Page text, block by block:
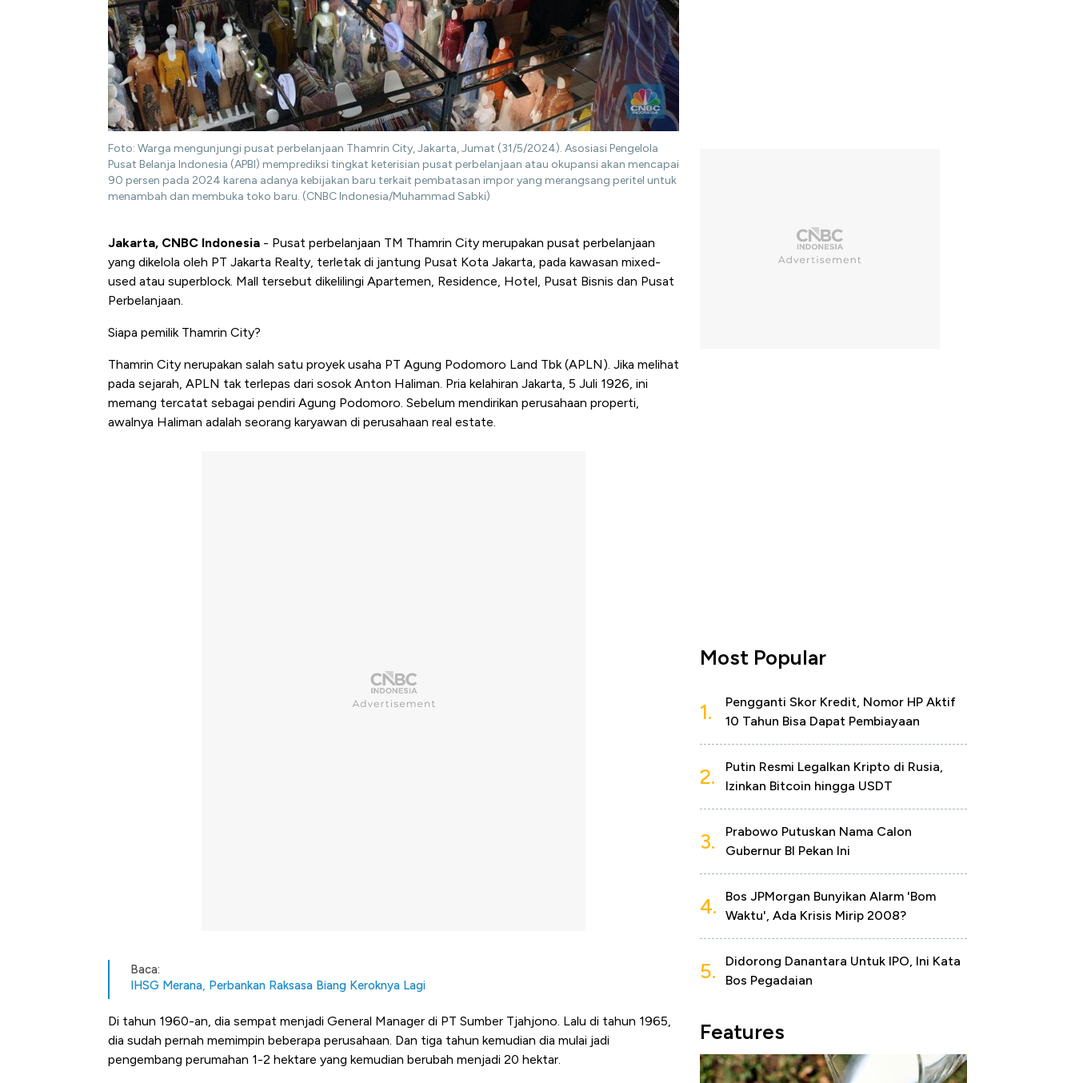
Foto: Warga mengunjungi pusat perbelanjaan Thamrin City, Jakarta, Jumat (31/5/2024). Asosiasi Pengelola
Pusat Belanja Indonesia (APBI) memprediksi tingkat keterisian pusat perbelanjaan atau okupansi akan mencapai
90 persen pada 2024 karena adanya kebijakan baru terkait pembatasan impor yang merangsang peritel untuk
menambah dan membuka toko baru. (CNBC Indonesia/Muhammad Sabki)
Jakarta, CNBC Indonesia - Pusat perbelanjaan TM Thamrin City merupakan pusat perbelanjaan
yang dikelola oleh PT Jakarta Realty, terletak di jantung Pusat Kota Jakarta, pada kawasan mixed-
used atau superblock. Mall tersebut dikelilingi Apartemen, Residence, Hotel, Pusat Bisnis dan Pusat
Perbelanjaan.
Siapa pemilik Thamrin City?
Thamrin City nerupakan salah satu proyek usaha PT Agung Podomoro Land Tbk (APLN). Jika melihat
pada sejarah, APLN tak terlepas dari sosok Anton Haliman. Pria kelahiran Jakarta, 5 Juli 1926, ini
memang tercatat sebagai pendiri Agung Podomoro. Sebelum mendirikan perusahaan properti,
awalnya Haliman adalah seorang karyawan di perusahaan real estate.
Baca:
IHSG Merana, Perbankan Raksasa Biang Keroknya Lagi
Di tahun 1960-an, dia sempat menjadi General Manager di PT Sumber Tjahjono. Lalu di tahun 1965,
dia sudah pernah memimpin beberapa perusahaan. Dan tiga tahun kemudian dia mulai jadi
pengembang perumahan 1-2 hektare yang kemudian berubah menjadi 20 hektar.
Most Popular
1.
Pengganti Skor Kredit, Nomor HP Aktif
10 Tahun Bisa Dapat Pembiayaan
2.
Putin Resmi Legalkan Kripto di Rusia,
Izinkan Bitcoin hingga USDT
3.
Prabowo Putuskan Nama Calon
Gubernur BI Pekan Ini
4.
Bos JPMorgan Bunyikan Alarm 'Bom
Waktu', Ada Krisis Mirip 2008?
5.
Didorong Danantara Untuk IPO, Ini Kata
Bos Pegadaian
Features